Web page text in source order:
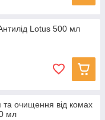
Lotus 500 мл
та очищення від комах
мл